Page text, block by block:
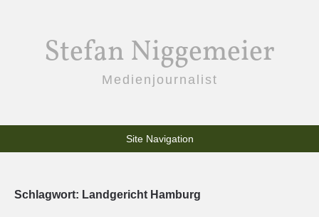
Stefan Niggemeier
Medienjournalist
Site Navigation
Schlagwort: Landgericht Hamburg